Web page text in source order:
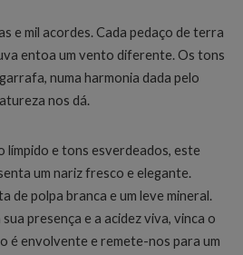
e mil acordes. Cada pedaço de terra
entoa um vento diferente. Os tons
numa harmonia dada pelo
nos dá.
límpido e tons esverdeados, este
um nariz fresco e elegante.
de polpa branca e um leve mineral.
presença e a acidez viva, vinca o
é envolvente e remete-nos para um